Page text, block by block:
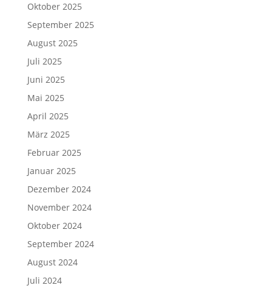
Oktober 2025
September 2025
August 2025
Juli 2025
Juni 2025
Mai 2025
April 2025
März 2025
Februar 2025
Januar 2025
Dezember 2024
November 2024
Oktober 2024
September 2024
August 2024
Juli 2024